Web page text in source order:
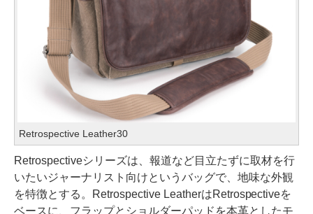
Retrospective Leather30
Retrospectiveシリーズは、報道など目立たずに取材を行
いたいジャーナリスト向けというバッグで、地味な外観
を特徴とする。Retrospective LeatherはRetrospectiveを
ベースに、フラップとショルダーパッドを本革としたモ